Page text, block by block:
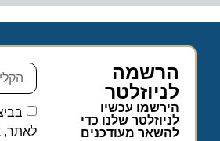
הרשמה
לניוזלטר
הירשמו עכשיו
לניוזלטר שלנו כדי
להשאר מעודכנים
לאתר,